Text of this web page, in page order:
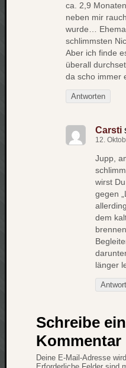
ca. 2,9
neben mir
wurde…
schlimmsten
Aber ich finde
überall
da scho immer
Antworten
Carsti
12.
Jupp,
wirst
gegen
dem
länger
Schreibe
Kommentar
Deine E-Mail-Adresse